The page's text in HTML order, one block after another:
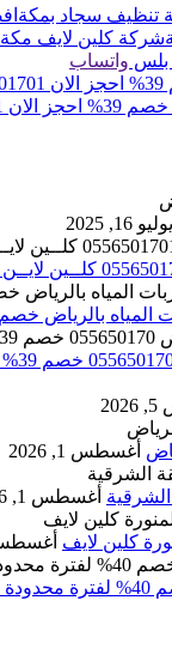
سجاد بمكة
شركة كلين لايف مكة
واتساب
كلين لاين
يوليو 16, 2025
الان 0556501701‬‏ – تقارير معتمدة
أغسطس 1, 2026
أغسطس 1, 2026
كلين لايف أغسطس 1,
كنت